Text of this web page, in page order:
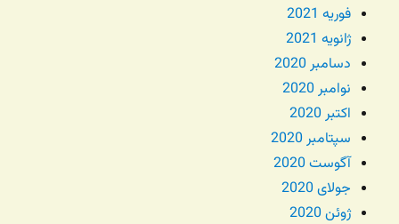
فوریه 2021
ژانویه 2021
دسامبر 2020
نوامبر 2020
اکتبر 2020
سپتامبر 2020
آگوست 2020
جولای 2020
ژوئن 2020